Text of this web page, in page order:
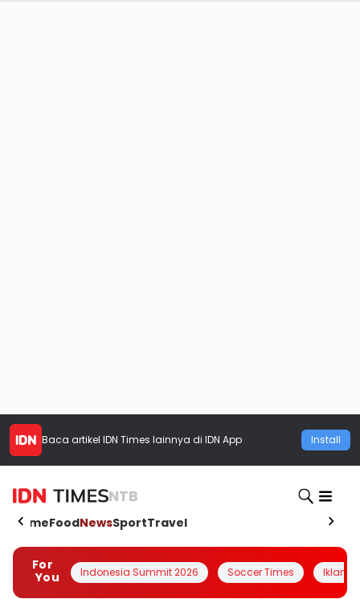
Baca artikel IDN Times lainnya di IDN App Install
NTB
HomeFoodNewsSportTravel
For
You
Indonesia Summit 2026 Soccer Times Iklanin